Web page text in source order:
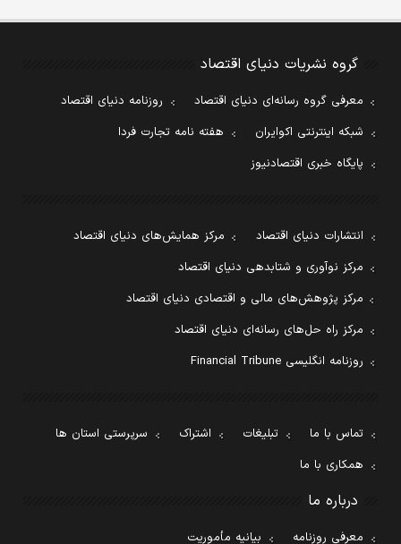
گروه نشریات دنیای اقتصاد
معرفی گروه رسانه‌ای دنیای اقتصاد
روزنامه دنیای اقتصاد
شبکه اینترنتی اکوایران
هفته نامه تجارت فردا
پایگاه خبری اقتصادنیوز
انتشارات دنیای اقتصاد
مرکز همایش‌های دنیای اقتصاد
مرکز نوآوری و شتابدهی دنیای اقتصاد
مرکز پژوهش‌های مالی و اقتصادی دنیای اقتصاد
مرکز راه حل‌های رسانه‌ای دنیای اقتصاد
روزنامه انگلیسی Financial Tribune
تماس با ما تبلیغات اشتراک
سرپرستی استان ها
همکاری با ما
درباره ما
معرفی روزنامه بیانیه مأموریت